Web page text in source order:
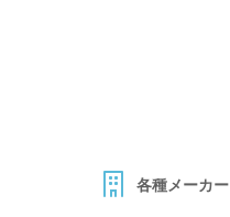
各種メーカー